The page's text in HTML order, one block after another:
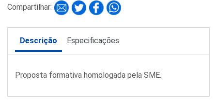
Compartilhar:
Descrição Especificações
Proposta formativa homologada pela SME.